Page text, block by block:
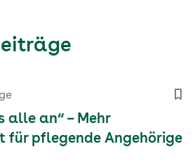
alle an“ – Mehr
für pflegende Angehörige